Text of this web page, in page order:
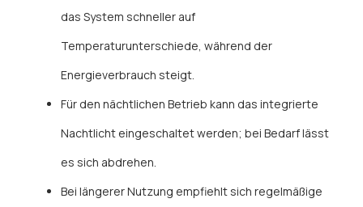
das System schneller auf
Temperaturunterschiede, während der
Energieverbrauch steigt.
Für den nächtlichen Betrieb kann das integrierte
Nachtlicht eingeschaltet werden; bei Bedarf lässt
es sich abdrehen.
Bei längerer Nutzung empfiehlt sich regelmäßige